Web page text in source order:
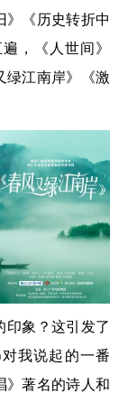
》《历史转折中
，《人世间》
绿江南岸》《激
印象？这引发了
我说起的一番
》著名的诗人和